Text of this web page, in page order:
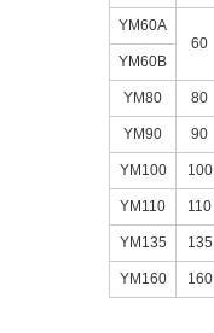
YM60A
60
YM60B
YM80 80
YM90 90
YM100 100
YM110 110
YM135 135
YM160 160